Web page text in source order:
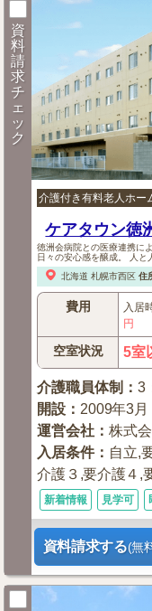
資
料
請
求
チ
ェ
ッ
ク
介護付き有料老人ホー
ケアタウン徳
徳洲会病院との医療連携に
日々の安心感を醸成。 人と
北海道 札幌市西区 住
費用 入居
円
空室状況 5室
介護職員体制 ：3
開設 ： 2009年3月
運営会社 ：株式
入居条件： 自立,
介護３,要介護４,
新着情報 見学可
資料請求する(無